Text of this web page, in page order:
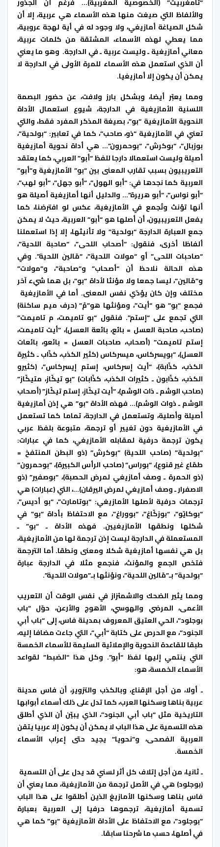
“تامغربيت” (الخصوصية المغربية)… فرغم أن الجذور
والألفاظ التي صيغت منها هذه الأسماء هي عربية، إلا أن
شكل الصياغة أمازيغي، ولا وجود له في أية لهجة عروبية،
مما يعطي لهذه الأسماء، المشتقة من كلمات عربية،
معاني أمازيغية ـ وليست عربية ـ في الدارجة. وهو ما يعني
أن الذي استعمل هذه الأسماء للمرة الأولى في الدارجة لا
يمكن أن يكون إلا أمازيغيا.
ومما يعبّر أيضا، وبشكل بارز ولافت، عن حضور البصمة
اللسنية الأمازيغية في الدارجة، شيوع استعمال الأداة
النحوية الأمازيغية “بو”، بصيغة المذكر المفرد فقط، والتي
تعني في الأمازيغية “ذو، صاحب”، كما في تعابير: “بولحية”،
بوزبال”، “بوكرش”، “بوحمرون”… هي أداة نحوية أمازيغية
أصيلة وليست استعمالا دارجا للفظ “أبو” العربي، كما يعتقد
التعريبيون بسبب تقارب المعنى بين “بو” الأمازيغية و”أبو”
العربية كما نجدها في: “أبو الهول”، “أبو جهل”، “أبو لهب”،
“أبو نواس”، “أبو هريرة”… والدليل أنها أمازيغية أصيلة هو
أنها تؤنث وتُجمع في الأمازيغية، عكس لو افترضنا، كما
يفعل التعريبيون، أن أصلها هو “أبو” العربية، حيث لا يمكن
جمع العبارة الدارجة “بولحية” ولا تأنيثها، إلا إذا استعملنا
ألفاظا أخرى، فنقول: “أصحاب اللحى”، “صاحبة اللحية”،
“صاحبات اللحى” أو “مولات اللحية”، “مّالين اللحية”. وفي
هذه الحالة نلاحظ أن “أصحاب” و”صاحبة”، و”مولات”
و”مّالين”، ليسا جمعا ولا مؤنثا لأداة “بو”، بل هما شيء آخر
مختلف وإن كان يؤدّي نفس المعنى. أما في الأمازيغية
فجمع “بو” هو “أيت”، ومؤنثها هو”مْ” (حرف ميم ساكنة)
التي تجمع على “إستم”. فنقول “بو تاميمت، م تاميمت”
(صاحب، صاحبة العسل = بائع، بائعة العسل)، “أيت تاميمت،
إستم تاميمت” (أصحاب، صاحبات العسل = بائعو، بائعات
العسل)، “بويسركاس، ميسركاس (كثير الكذب، كذّاب ـ كثيرة
الكذب، كذّابة)، “أيت إسركاس، إستم إيسركاس”، (كثيرو
الكذب، كذّابون ـ كثيرات الكذب، كذّابات) “بو تيكّاز، متيكّاز”
(صاحب الوشم ـ ذات الوشم)، “أيت تيكّاز، إستم تيكّاز” (أصحاب
الوشم ـ ذوات الوشم)… فهذه الأداة “بو” هي إذن أمازيغية
أصيلة وأصلية، وتستعمل في الدارجة، تماما كما تستعمل
في الأمازيغية دون تغيير أو ترجمة، متبوعة بلفظ عربي
يكون ترجمة حرفية لمقابله الأمازيغي، كما في عبارات:
“بولحية” (صاحب اللحية) “بوكرش” (ذو البطن المنتفخ =
طمّاع غير قنوع)، “بوراس” (صاحب الرأس الكبيرة)، “بوحمرون”
(ذو الحمرة ـ وصف أمازيغي لمرض الحصبة)، “بوصفير” (ذو
الاصفرار ـ وصف أمازيغي لمرض اليرقان)…، التي (عبارات) هي
ترجمات حرفية لأصلها الأمازيغي: “بوتامارت”، “بو أديس”،
“بوكايّو”، “بوزكّاغ”، “بووراغ”، مع الاحتفاظ بأداة “بو” في
شكلها ونطقها الأمازيغيين. فهذه الأداة ـ “بو” ـ
المستعملة في الدارجة ليست إذن ترجمة لها من الأمازيغية،
بل هي نفسها أمازيغية شكلا ومعنى ونطقا. أما الترجمة
فتخص الجمع والمؤنث، فنجمع مثلا في الدارجة عبارة
“بولحية” بـ”مّالين اللحية”، ونؤنثها بـ”مولات اللحية”.
ومما يثير الضحك والاشمئزاز في نفس الوقت أن التعريب
الأعمى، المرضي والهوسي، الأهوج والأرعن، حوّل “باب
بوجلود”، الحي العتيق المعروف بمدينة فاس، إلى “باب أبي
الجنود”، مع الحرص على كتابة “أبي”، التي جاءت مضافا إليه،
طبقا للقاعدة النحوية والإملائية السليمة للأسماء الخمسة
التي ينتمي إليها لفظ “أبو”. وكل هذا “الضبط” لقواعد
الأسماء الخمسة، هو:
ـ أولا، من أجل الإقناع، وبالكذب والتزوير، أن فاس مدينة
عربية بناها وسكنها العرب، كما تدل على ذلك أسماء أبوابها
التاريخية مثل “باب أبي الجنود”، الذي يبيّن أن الذي أطلق
هذه التسمية على هذا الباب لا يمكن أن يكون إلا عربيا يتقن
العربية الفصحى، و”نحويا” يجيد حتى إعراب الأسماء
الخمسة.
ـ ثانيا، من أجل إتلاف كل أثر لسني قد يدل على أن التسمية
(بوجلود) هي في الأصل ترجمة من الأمازيغية، مما يعني أن
فاس بناها وسكنها الأمازيغ الذين أطلقوا على هذا الباب
تسمية أمازيغية، ترجموها حرفيا إلى العربية بعبارة
“بوجلود”، مع الاحتفاظ على الأداة الأمازيغية “بو” كما هي
في أصلها، حسب ما شرحنا سابقا.